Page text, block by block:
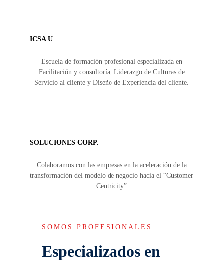
ICSA U
Escuela de formación profesional especializada en
Facilitación y consultoría, Liderazgo de Culturas de
Servicio al cliente y Diseño de Experiencia del cliente.
SOLUCIONES CORP.
Colaboramos con las empresas en la aceleración de la
transformación del modelo de negocio hacia el “Customer
Centricity”
SOMOS PROFESIONALES
Especializados en